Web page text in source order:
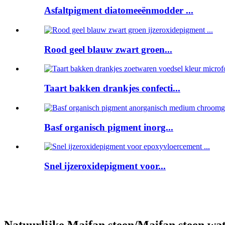
Asfaltpigment diatomeeënmodder ...
Rood geel blauw zwart groen...
Taart bakken drankjes confecti...
Basf organisch pigment inorg...
Snel ijzeroxidepigment voor...